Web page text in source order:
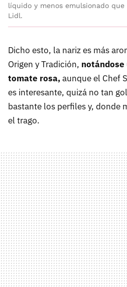
líquido y menos emulsionado
Lidl.
Dicho esto, la nariz es más
Origen y Tradición,
tomate rosa,aunque el Chef
es interesante, quizá no tan
bastante los perfiles y, donde
el trago.